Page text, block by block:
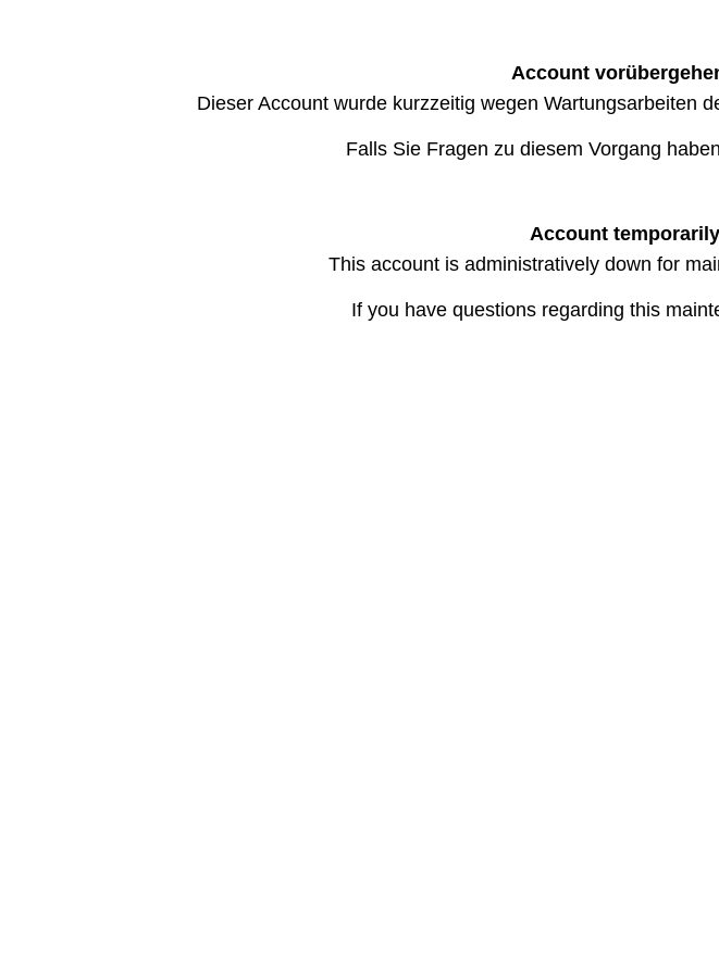
Account
Dieser Account wurde kurzzeitig wegen Wartungsarbeiten
Falls Sie Fragen zu diesem Vorgang
Account
This account is administratively down for
If you have questions regarding this